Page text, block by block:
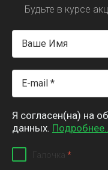
Будьте в курсе
Я согласен(на) на
данных. Подробнее...
Галочка *